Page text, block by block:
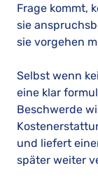
Frage kommt,
sie
sie vorgehen
Selbst wenn
eine klar
Beschwerde
und liefert
später weiter